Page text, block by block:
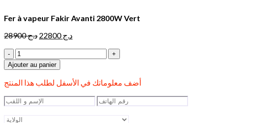
Fer à vapeur Fakir Avanti 2800W Vert
د.ج28900
Le
était :
د.ج22800
Le
quantité
de
Fer
Fakir
2800W
Ajouter au panier
أضف معلوماتك في الأسفل لطلب هذا المنتج